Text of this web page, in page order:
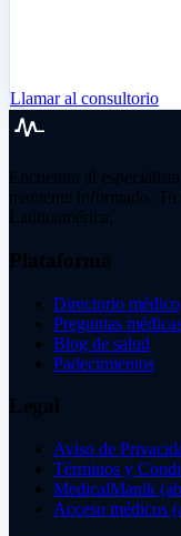
Llamar al consultorio
Encuentra al
mantente informado.
Latinoamérica.
Plataforma
Directorio médico
Preguntas
Blog de salud
Padecimientos
Legal
Aviso de
Términos y
MedicalManik
Acceso médicos